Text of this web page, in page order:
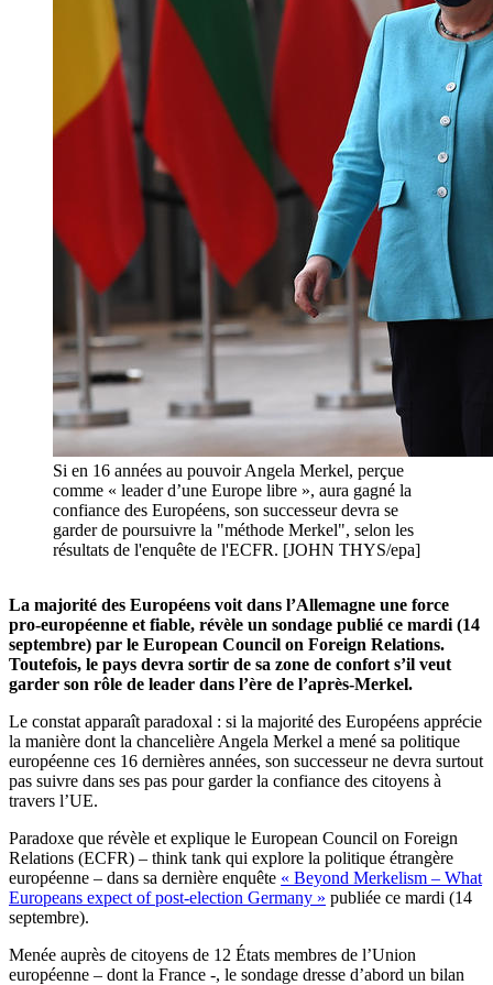
Si en 16 années au pouvoir Angela Merkel, perçue
comme « leader d’une Europe libre », aura gagné la
confiance des Européens, son successeur devra se
garder de poursuivre la "méthode Merkel", selon les
résultats de l'enquête de l'ECFR. [JOH​N THYS/epa]
La majorité des Européens voit dans l’Allemagne une force
pro-européenne et fiable, révèle un sondage publié ce mardi (14
septembre) par le European Council on Foreign Relations.
Toutefois, le pays devra sortir de sa zone de confort s’il veut
garder son rôle de leader dans l’ère de l’après-Merkel.
Le constat apparaît paradoxal : si la majorité des Européens apprécie
la manière dont la chancelière Angela Merkel a mené sa politique
européenne ces 16 dernières années, son successeur ne devra surtout
pas suivre dans ses pas pour garder la confiance des citoyens à
travers l’UE.
Paradoxe que révèle et explique le European Council on Foreign
Relations (ECFR) – think tank qui explore la politique étrangère
européenne – dans sa dernière enquête « Beyond Merkelism – What
Europeans expect of post-election Germany » publiée ce mardi (14
septembre).
Menée auprès de citoyens de 12 États membres de l’Union
européenne – dont la France -, le sondage dresse d’abord un bilan